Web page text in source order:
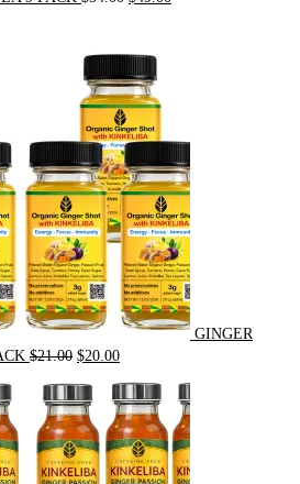
$54.00.
GINGER
$21.00 Original
was:
$21.00.
$20.00Current
is:
$20.00.